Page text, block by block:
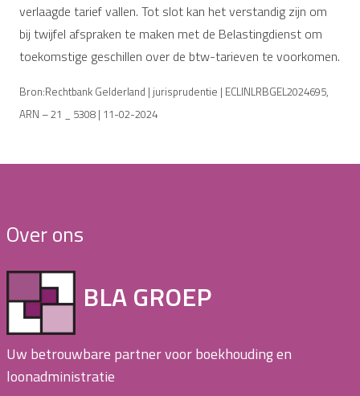
verlaagde tarief vallen. Tot slot kan het verstandig zijn om
bij twijfel afspraken te maken met de Belastingdienst om
toekomstige geschillen over de btw-tarieven te voorkomen.
Bron:Rechtbank Gelderland | jurisprudentie | ECLINLRBGEL2024695,
ARN – 21 _ 5308 | 11-02-2024
Over ons
BLA GROEP
Uw betrouwbare partner voor boekhouding en
loonadministratie